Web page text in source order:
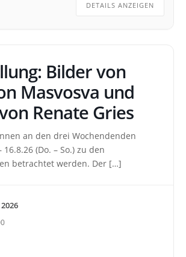
DETAILS ANZEIGEN
Bilder von
Masvosva und
Renate Gries
an den drei Wochendenden
16.8.26 (Do. – So.) zu den
betrachtet werden. Der […]